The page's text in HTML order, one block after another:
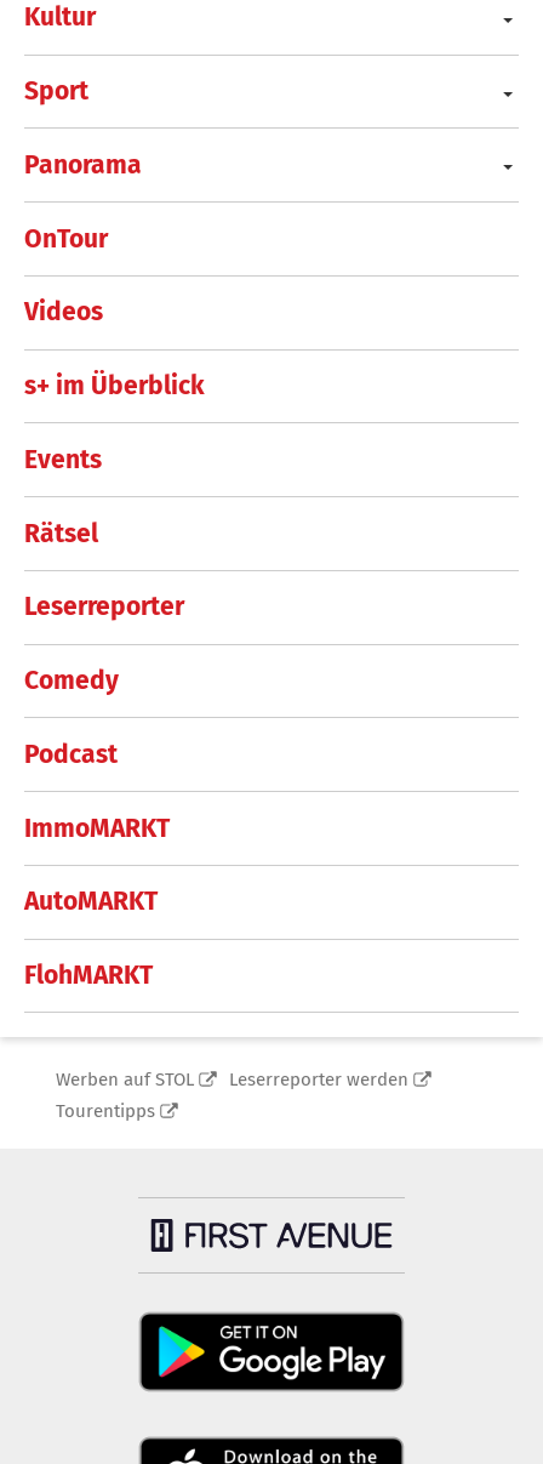
Kultur
Sport
Panorama
OnTour
Videos
s+ im Überblick
Events
Rätsel
Leserreporter
Comedy
Podcast
ImmoMARKT
AutoMARKT
FlohMARKT
Werben auf STOL
Leserreporter werden
Tourentipps